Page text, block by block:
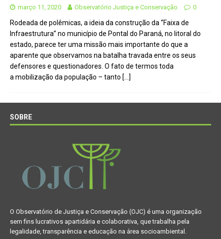
março 11, 2020 Observatório Justiça e Conservação 0
Rodeada de polêmicas, a ideia da construção da “Faixa de
Infraestrutura” no município de Pontal do Paraná, no litoral do
estado, parece ter uma missão mais importante do que a
aparente que observamos na batalha travada entre os seus
defensores e questionadores. O fato de termos toda
a mobilização da população – tanto […]
SOBRE
O Observatório de Justiça e Conservação (OJC) é uma organização
sem fins lucrativos apartidária e colaborativa, que trabalha pela
legalidade, transparência e educação na área socioambiental.